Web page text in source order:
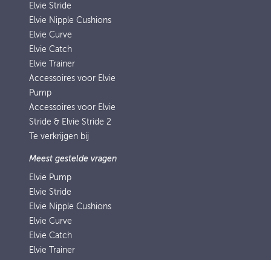
Elvie Stride
Elvie Nipple Cushions
Elvie Curve
Elvie Catch
Elvie Trainer
Accessoires voor Elvie
Pump
Accessoires voor Elvie
Stride & Elvie Stride 2
Te verkrijgen bij
Meest gestelde vragen
Elvie Pump
Elvie Stride
Elvie Nipple Cushions
Elvie Curve
Elvie Catch
Elvie Trainer